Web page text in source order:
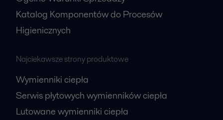
Katalog Komponentów do Procesów
Higienicznych
Najciekawsze strony produktowe
Wymienniki ciepła
Serwis płytowych wymienników ciepła
Lutowane wymienniki ciepła